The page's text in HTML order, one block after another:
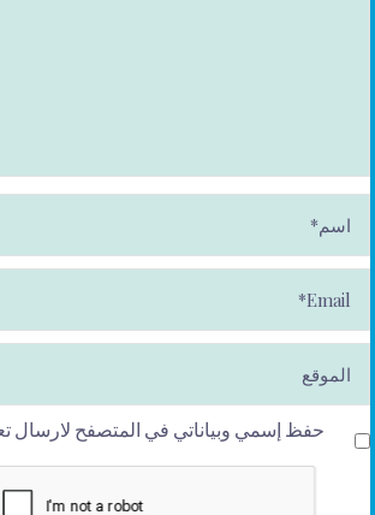
م
*
ai
l*
حفظ إسمي وبياناتي في المتصفح لارسال